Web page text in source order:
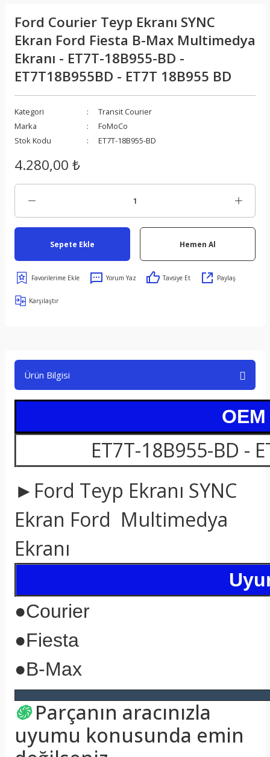
Ford Courier Teyp Ekranı SYNC
Ekran Ford Fiesta B-Max Multimedya
Ekranı - ET7T-18B955-BD -
ET7T18B955BD - ET7T 18B955 BD
Kategori
Transit Courier
Marka
FoMoCo
Stok Kodu
ET7T-18B955-BD
4.280,00 ₺
Sepete Ekle Hemen Al
Yorum Yaz Tavsiye Et Paylaş
Karşılaştır
Ürün Bilgisi
ET7T-18B955-BD -
►Ford Teyp Ekranı SYNC
Ekran Ford Multimedya
Ekranı
●Courier
●Fiesta
●B-Max
֍ Parçanın aracınızla
uyumu konusunda emin